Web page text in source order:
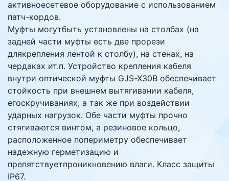
активноесетевое оборудование с использованием
патч-кордов.
Муфты могутбыть установлены на столбах (на
задней части муфты есть две прорези
длякрепления лентой к столбу), на стенах, на
чердаках ит.п. Устройство крепления кабеля
внутри оптической муфты GJS-X30B обеспечивает
стойкость при внешнем вытягивании кабеля,
егоскручиваниях, а так же при воздействии
ударных нагрузок. Обе части муфты прочно
стягиваются винтом, а резиновое кольцо,
расположенное попериметру обеспечивает
надежную герметизацию и
препятствуетпроникновению влаги. Класс защиты
IP67.